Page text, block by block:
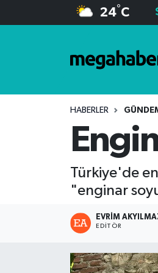
24°C
ALAGÖZ KENDİ HISIMLARINDAN
HABERLER
Türkiye'de
"enginar
EVRIM
EDITÖR
Süper Lig Puan Durumu
Tüm Manşetler
Son Dakika Haberleri